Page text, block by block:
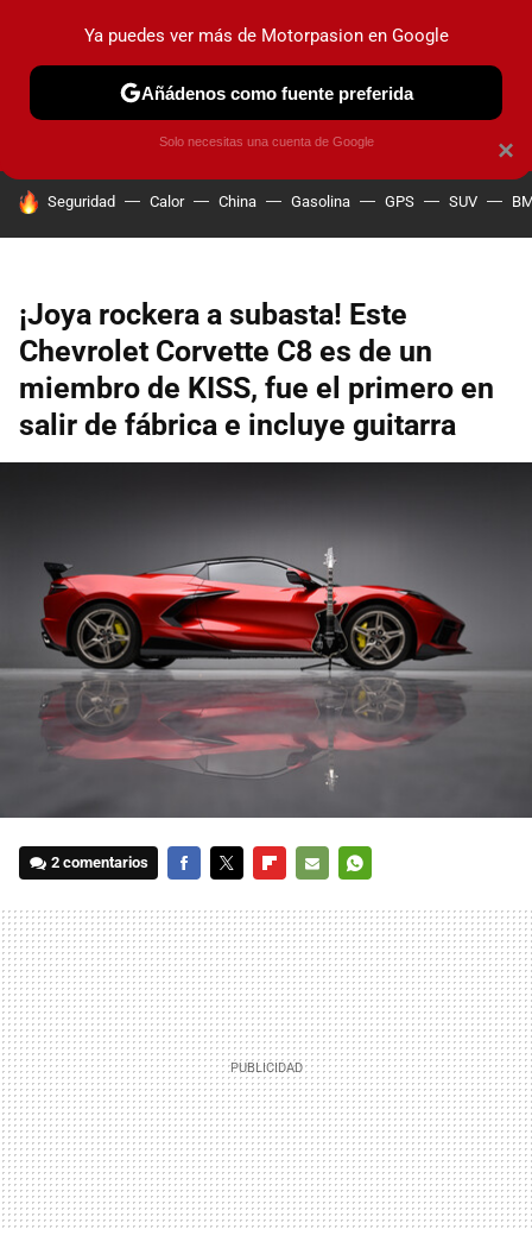
PRUEBAS COCHES ELÉCTRICOS OBSERVATORIO
HOY SE HABLA DE
Seguridad Calor China Gasolina GPS SUV
¡Joya rockera a subasta! Este
Chevrolet Corvette C8 es de un
miembro de KISS, fue el primero en
salir de fábrica e incluye guitarra
2 comentarios
MAIL
×
Ya puedes ver más de Motorpasion en Google
Añádenos como fuente preferida
Solo necesitas una cuenta de Google